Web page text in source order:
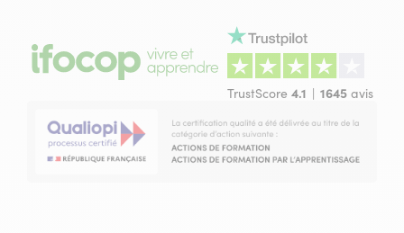
TrustScore 4.1 1645 avis